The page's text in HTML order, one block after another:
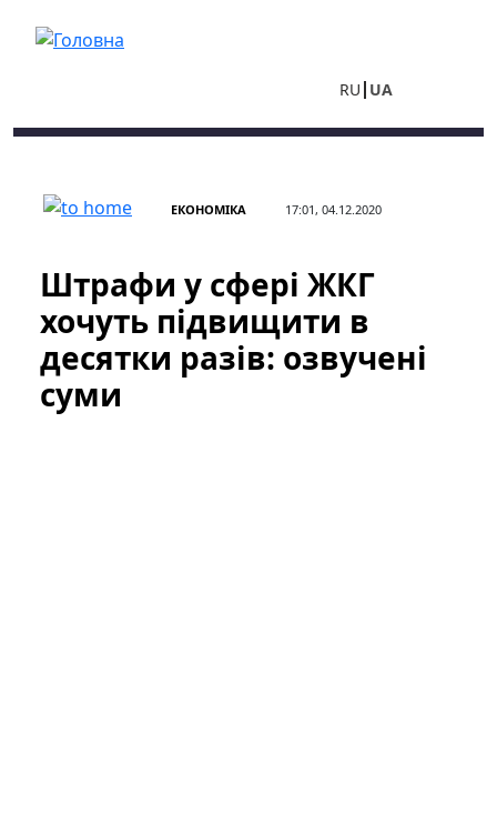
RU UA
ЕКОНОМІКА 17:01, 04.12.2020
Штрафи у сфері ЖКГ
хочуть підвищити в
десятки разів: озвучені
суми